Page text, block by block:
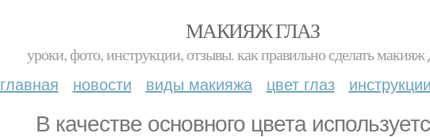
МАКИЯЖ ГЛАЗ
уроки, фото, инструкции, отзывы. как правильно сделать макияж
главная новости виды макияжа цвет глаз
В качестве основного цвета